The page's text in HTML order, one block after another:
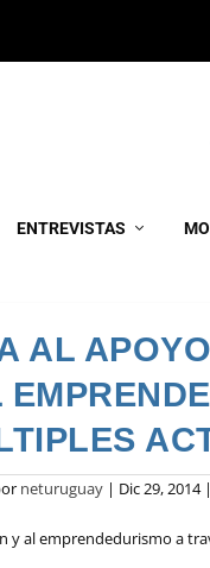
ENTREVISTAS
AL
neturuguay | Dic 29, 2014|